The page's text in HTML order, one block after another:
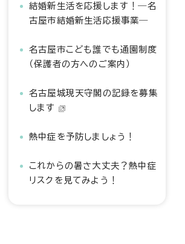
結婚新生活を応援します！―名
古屋市結婚新生活応援事業―
名古屋市こども誰でも通園制度
（保護者の方へのご案内）
名古屋城現天守閣の記録を募集
します
熱中症を予防しましょう！
これからの暑さ大丈夫？熱中症
リスクを見てみよう！